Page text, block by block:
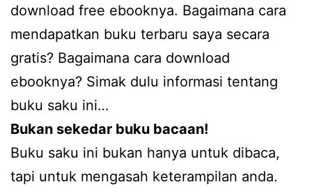
download free ebooknya. Bagaimana cara
mendapatkan buku terbaru saya secara
gratis? Bagaimana cara download
ebooknya? Simak dulu informasi tentang
buku saku ini…
Bukan sekedar buku bacaan!
Buku saku ini bukan hanya untuk dibaca,
tapi untuk mengasah keterampilan anda.